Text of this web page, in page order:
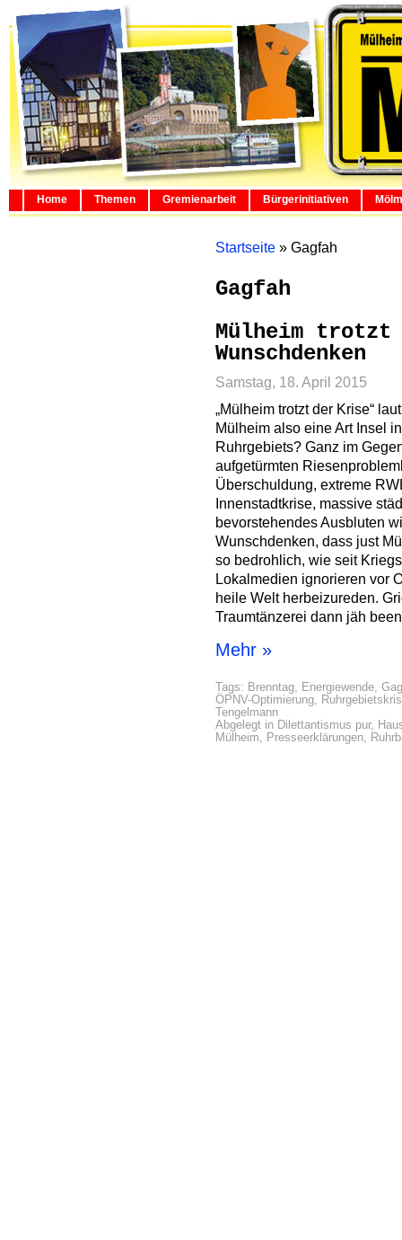
Home Themen Gremienarbeit Bürgerinitiativen
Startseite » Gagfah
Gagfah
Mülheim trotzt
Wunschdenken
Samstag, 18. April 2015
„Mülheim trotzt der Krise“
Mülheim also eine Art Insel
Ruhrgebiets? Ganz im
aufgetürmten
Überschuldung, extreme
Innenstadtkrise, massive
bevorstehendes Ausbluten
Wunschdenken, dass just
so bedrohlich, wie seit
Lokalmedien ignorieren vor
heile Welt herbeizureden.
Traumtänzerei dann jäh
Mehr »
Tags: Brenntag, Energiewende,
ÖPNV-Optimierung,
Tengelmann
Abgelegt in Dilettantismus pur,
Mülheim, Presseerklärungen,